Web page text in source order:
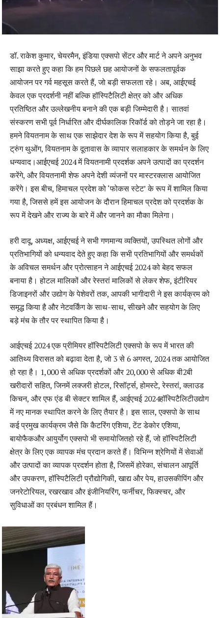
डॉ. राकेश कुमार, चेयरमैन, इंडिया एक्सपो सेंटर और मार्ट ने अपने अनुभव
साझा करते हुए कहा कि हम पिछले छह आयोजनों के सफलतापूर्वक
आयोजन पर गर्व महसूस करते हैं, जो बड़ी सफलता रहे। अब, आईएचई
केवल एक प्रदर्शनी नहीं बल्कि हॉस्पिटैलिटी क्षेत्र को और अधिक
प्रतिष्ठित और उल्लेखनीय बनाने की एक बड़ी जिम्मेदारी है। सातवां
संस्करण सभी पूर्व निर्धारित और दीर्घकालिक रिकॉर्ड को तोड़ने जा रहा है।
हमने वियतनाम के साथ एक साझेदार देश के रूप में सहयोग किया है, बुई
ट्रुंग थुओंग, वियतनाम के दूतावास के व्यापार सलाहकार के समर्थन के लिए
धन्यवाद।आईएचई 2024 में वियतनामी प्रदर्शक अपने उत्पादों का प्रदर्शन
करेंगे, और वियतनामी शेफ अपने देशी व्यंजनों पर मास्टरक्लास आयोजित
करेंगे। इस बीच, हिमाचल प्रदेश को ‘फोकस स्टेट’ के रूप में शामिल किया
गया है, जिससे हमें इस आयोजन के दौरान हिमाचल प्रदेश को प्रदर्शक के
रूप में देखने और राज्य के बारे में और जानने का मौका मिलेगा।
हरी दादू, अध्यक्ष, आईएचई ने सभी गणमान्य व्यक्तियों, उपस्थित लोगों और
प्रतिभागियों को धन्यवाद देते हुए कहा कि सभी प्रतिभागियों और समर्थकों
के अविचल समर्थन और प्रोत्साहन ने आईएचई 2024 को बेहद सफल
बनाया है। होटल मालिकों और रेस्तरां मालिकों से लेकर शेफ, इंटीरियर
डिजाइनरों और उद्योग के पेशेवरों तक, आपकी भागीदारी ने इस कार्यक्रम को
समृद्ध किया है और नेटवर्किंग के साथ-साथ, सीखने और सहयोग के लिए
बड़े मंच के तौर पर स्थापित किया है।
आईएचई 2024 एक प्रीमियर हॉस्पिटैलिटी एक्सपो के रूप में भारत की
आतिथ्य विरासत को बढ़ावा देता है, जो 3 से 6 अगस्त, 2024 तक आयोजित
हो रहा है। 1,000 से अधिक प्रदर्शकों और 20,000 से अधिक बी2बी
खरीदारों सहित, जिनमें लक्जरी होटल, रिसॉर्ट्स, होमस्टे, रेस्तरां, क्लाउड
किचन, और एफ एंड बी सेक्टर शामिल हैं, आईएचई 2024हॉस्पिटैलिटीउद्योग
में नए मानक स्थापित करने के लिए तैयार है। इस साल, एक्सपो के साथ
कई प्रमुख कार्यक्रम जैसे कि कैटरिंग एशिया, टेंट डेकोर एशिया,
बायोफैकऔर आयुर्योग एक्सपो भी समायोजितहो रहे हैं, जो हॉस्पिटैलिटी
क्षेत्र के लिए एक व्यापक मंच प्रदान करते हैं। विभिन्न श्रेणियों में सेवाओं
और उत्पादों का व्यापक प्रदर्शन होता है, जिसमें होरेका, संचालन आपूर्ति
और उपकरण, हॉस्पिटैलिटी प्रौद्योगिकी, खाद्य और पेय, हाउसकीपिंग और
जनरेटोरियल, रखरखाव और इंजीनियरिंग, फर्नीचर, फिक्स्चर, और
सुविधाओं का प्रबंधन शामिल हैं।